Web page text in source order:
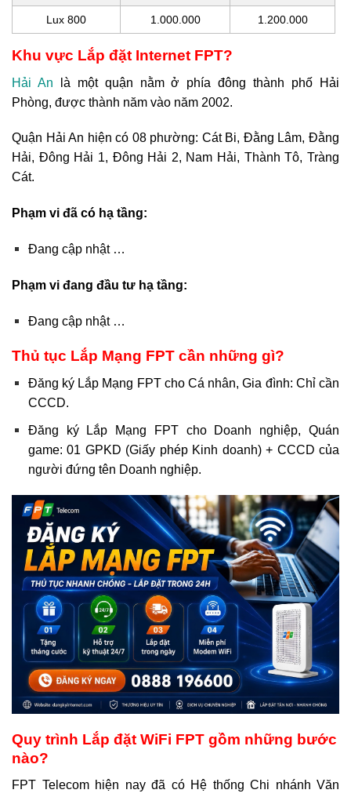
Lux 800 1.000.000 1.200.000
Khu vực Lắp đặt Internet FPT?
Hải An là một quận nằm ở phía đông thành phố Hải
Phòng, được thành năm vào năm 2002.
Quận Hải An hiện có 08 phường: Cát Bi, Đằng Lâm, Đằng
Hải, Đông Hải 1, Đông Hải 2, Nam Hải, Thành Tô, Tràng
Cát.
Phạm vi đã có hạ tầng:
Đang cập nhật …
Phạm vi đang đầu tư hạ tầng:
Đang cập nhật …
Thủ tục Lắp Mạng FPT cần những gì?
Đăng ký Lắp Mạng FPT cho Cá nhân, Gia đình: Chỉ cần
CCCD.
Đăng ký Lắp Mạng FPT cho Doanh nghiệp, Quán
game: 01 GPKD (Giấy phép Kinh doanh) + CCCD của
người đứng tên Doanh nghiệp.
Quy trình Lắp đặt WiFi FPT gồm những bước
nào?
FPT Telecom hiện nay đã có Hệ thống Chi nhánh Văn